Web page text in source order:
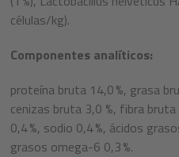
células/kg).
Componentes analíticos:
proteína bruta 14,0 %, grasa
cenizas bruta 3,0 %, fibra
0,4 %, sodio 0,4 %, ácidos
grasos omega-6 0,3 %.